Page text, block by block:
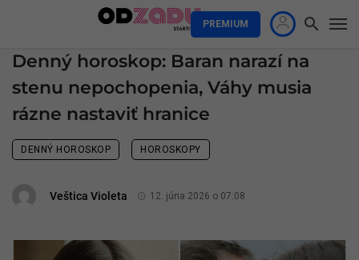
PREMIUM
Denný horoskop: Baran narazí na
stenu nepochopenia, Váhy musia
rázne nastaviť hranice
DENNÝ HOROSKOP HOROSKOPY
Veštica Violeta 12. júna 2026 o 07:08